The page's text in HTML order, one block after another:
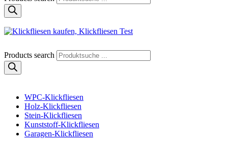
Klickfliese | klick-klick-fertig
Klickfliesen online kaufen
Products search
WPC-Klickfliesen
Holz-Klickfliesen
Stein-Klickfliesen
Kunststoff-Klickfliesen
Garagen-Klickfliesen